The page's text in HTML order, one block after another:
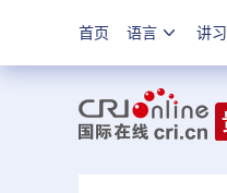
首页 语言 讲